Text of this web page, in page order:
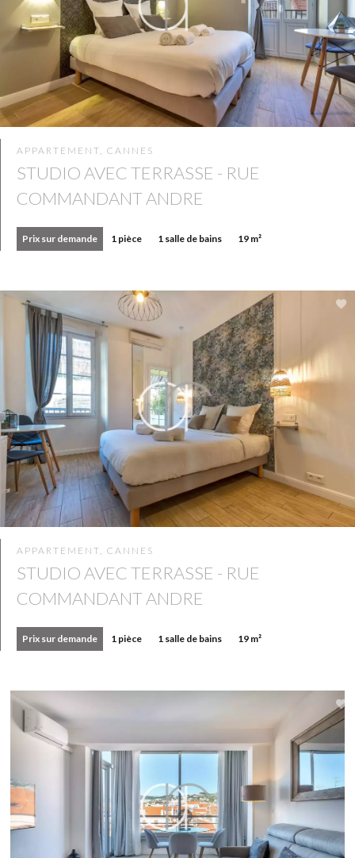
APPARTEMENT, CANNES
STUDIO AVEC TERRASSE - RUE
COMMANDANT ANDRE
Prix sur demande 1 pièce 1 salle de bains 19 m²
APPARTEMENT, CANNES
STUDIO AVEC TERRASSE - RUE
COMMANDANT ANDRE
Prix sur demande 1 pièce 1 salle de bains 19 m²